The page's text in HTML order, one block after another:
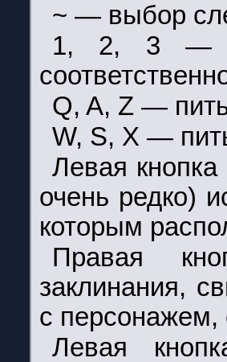
~ — выбор
1, 2, 3 —
Q, A, Z —
W, S, X —
Левая
очень редко)
которым
Правая
заклинания,
с персонажем,
Левая